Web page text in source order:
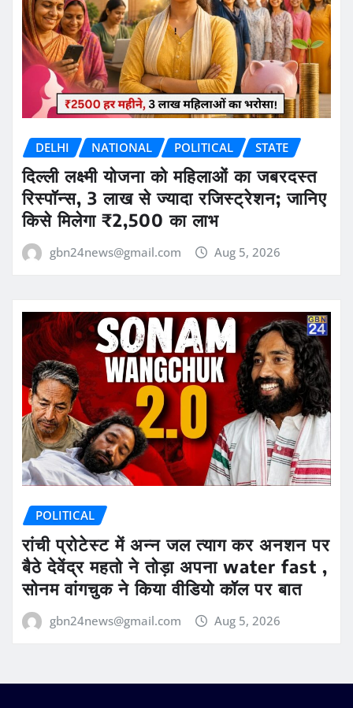
DELHI NATIONAL POLITICAL STATE
दिल्ली लक्ष्मी योजना को महिलाओं का जबरदस्त
रिस्पॉन्स, 3 लाख से ज्यादा रजिस्ट्रेशन; जानिए
किसे मिलेगा ₹2,500 का लाभ
gbn24news@gmail.com Aug 5, 2026
POLITICAL
रांची प्रोटेस्ट में अन्न जल त्याग कर अनशन पर
बैठे देवेंद्र महतो ने तोड़ा अपना water fast ,
सोनम वांगचुक ने किया वीडियो कॉल पर बात
gbn24news@gmail.com Aug 5, 2026